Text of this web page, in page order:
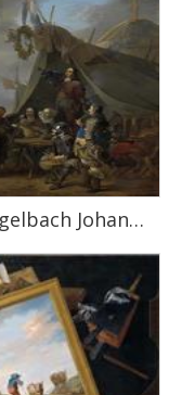
荷兰阿姆斯特丹国家美术馆-Lingelbach Johannes Legerplaats 1650 - 1674-0878